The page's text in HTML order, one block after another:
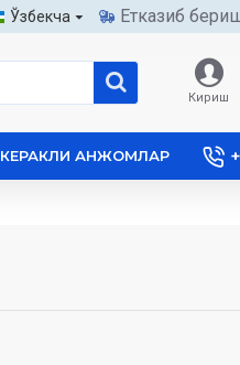
Ўзбекча Етказиб
Кириш
КЕРАКЛИ АНЖОМЛАР